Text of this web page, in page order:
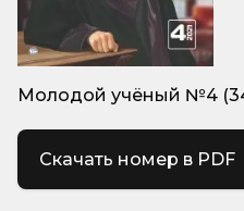
Молодой учёный №4
Скачать номер в PDF